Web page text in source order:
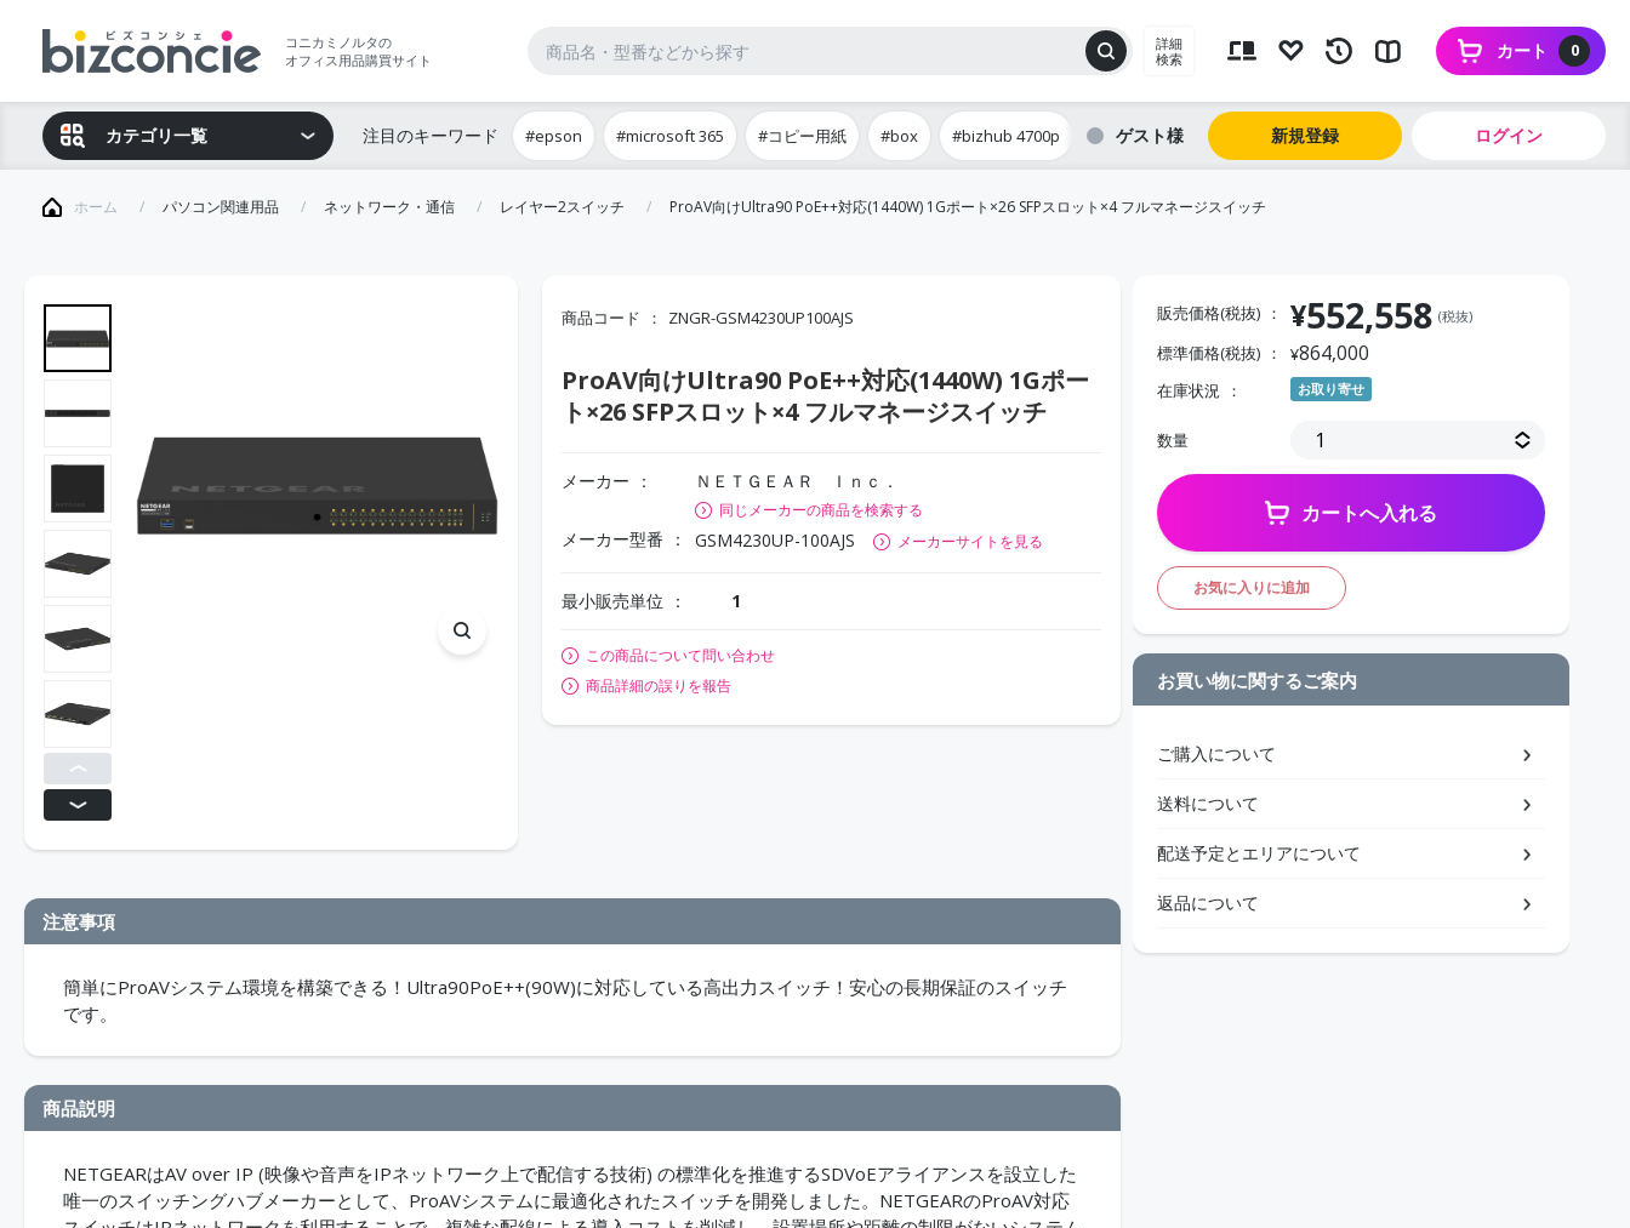
コニカミノルタの
オフィス用品購買サイト
詳細
検索
0
カート
カテゴリ一覧 注目のキーワード #epson #microsoft 365 #コピー用紙 #box #bizhub 4700p ゲスト 新規登録 ログイン
ホーム パソコン関連用品 ネットワーク・通信 レイヤー2スイッチ ProAV向けUltra90 PoE++対応(1440W) 1Gポート×26 SFPスロット×4 フルマネージスイッチ
商品コード ZNGR-GSM4230UP100AJS
ProAV向けUltra90 PoE++対応(1440W) 1Gポー
ト×26 SFPスロット×4 フルマネージスイッチ
メーカー ＮＥＴＧＥＡＲ Ｉｎｃ．
同じメーカーの商品を検索する
メーカー型番 GSM4230UP-100AJS メーカーサイトを見る
最小販売単位 1
この商品について問い合わせ
商品詳細の誤りを報告
注意事項
簡単にProAVシステム環境を構築できる！Ultra90PoE++(90W)に対応している高出力スイッチ！安心の長期保証のスイッチ
です。
商品説明
NETGEARはAV over IP (映像や音声をIPネットワーク上で配信する技術) の標準化を推進するSDVoEアライアンスを設立した
唯一のスイッチングハブメーカーとして、ProAVシステムに最適化されたスイッチを開発しました。NETGEARのProAV対応
販売価格(税抜) ¥552,558 (税抜)
標準価格(税抜) ¥864,000
在庫状況 お取り寄せ
数量
カートへ入れる
お気に入りに追加
お買い物に関するご案内
ご購入について
送料について
配送予定とエリアについて
返品について